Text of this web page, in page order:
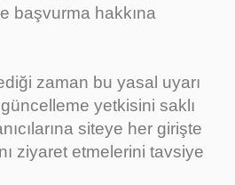
başvurma hakkına
zaman bu yasal uyarı
yetkisini saklı
siteye her girişte
ziyaret etmelerini tavsiye